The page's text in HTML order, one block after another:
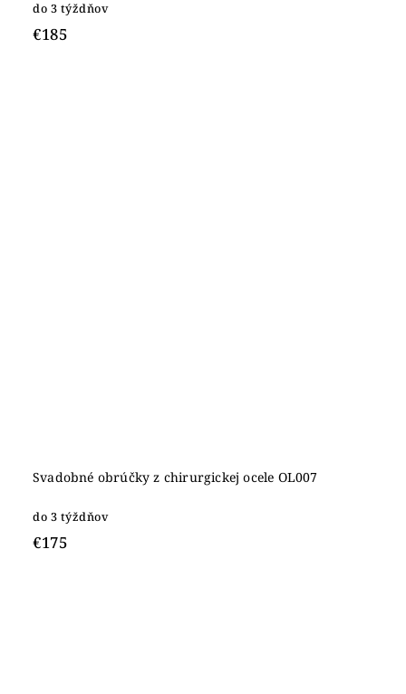
do 3 týždňov
€185
Svadobné obrúčky z chirurgickej ocele OL007
do 3 týždňov
€175